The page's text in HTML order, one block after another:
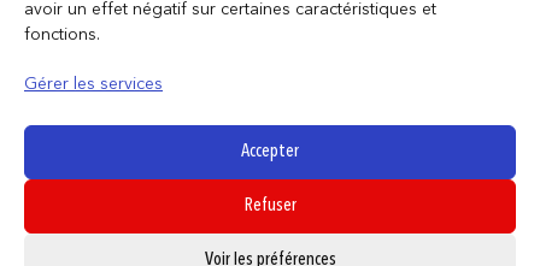
avoir un effet négatif sur certaines caractéristiques et
fonctions.
Gérer les services
Accepter
Refuser
Voir les préférences
Politique de confidentialité